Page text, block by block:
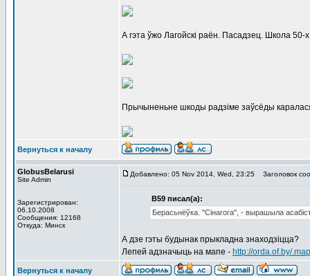
А гэта ўжо Лагойскі раён. Пасадзец. Школа 50-х
Прычыненьне шкоды радзіме заўсёды
Вернуться к началу
GlobusBelarusi
Site Admin
Зарегистрирован:
06.10.2008
Сообщения: 12168
Откуда: Минск
Добавлено: 05 Nov 2014, Wed, 23:25 Заголовок
В59 писал(а):
Берасьнёўка. "Сінагога", - вырашыла
А дзе гэты будынак прыкладна знаходзіцца?
Лепей адзначыць на мапе - http://orda.of.by/
Вернуться к началу